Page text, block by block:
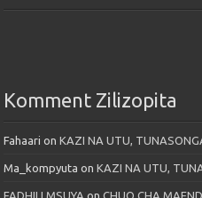
Komment Zilizopita
Fahaari onKAZI NA UTU,
Ma_kompyuta onKAZI NA UTU,
FADHILI MSUYA onCHUO CHA